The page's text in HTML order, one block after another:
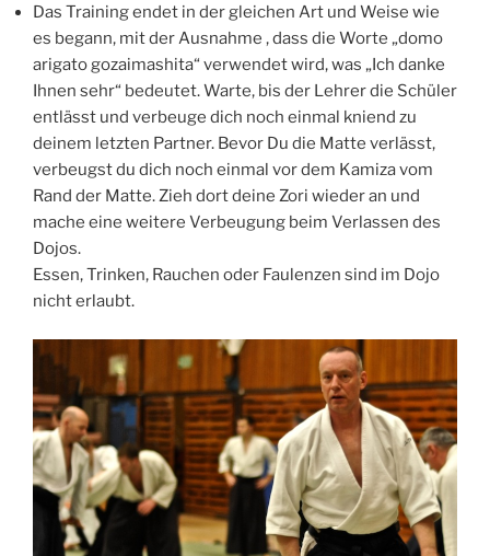
Das Training endet in der gleichen Art und Weise wie
es begann, mit der Ausnahme , dass die Worte „domo
arigato gozaimashita“ verwendet wird, was „Ich danke
Ihnen sehr“ bedeutet. Warte, bis der Lehrer die Schüler
entlässt und verbeuge dich noch einmal kniend zu
deinem letzten Partner. Bevor Du die Matte verlässt,
verbeugst du dich noch einmal vor dem Kamiza vom
Rand der Matte. Zieh dort deine Zori wieder an und
mache eine weitere Verbeugung beim Verlassen des
Dojos.
Essen, Trinken, Rauchen oder Faulenzen sind im Dojo
nicht erlaubt.